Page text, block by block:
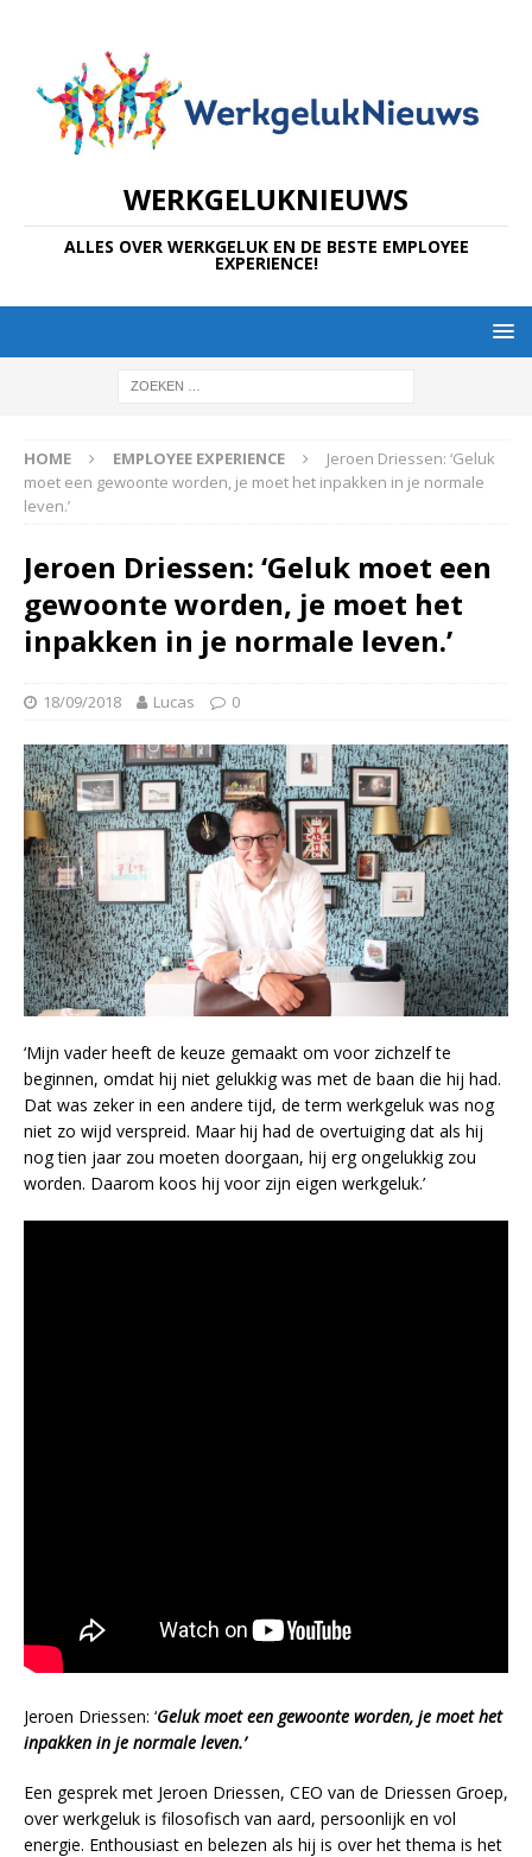
WERKGELUKNIEUWS
ALLES OVER WERKGELUK EN DE BESTE EMPLOYEE
EXPERIENCE!
HOME EMPLOYEE EXPERIENCE
Jeroen Driessen: ‘Geluk
moet een gewoonte worden, je moet het inpakken in je normale
leven.’
Jeroen Driessen: ‘Geluk moet een
gewoonte worden, je moet het
inpakken in je normale leven.’
18/09/2018 Lucas 0
‘Mijn vader heeft de keuze gemaakt om voor zichzelf te
beginnen, omdat hij niet gelukkig was met de baan die hij had.
Dat was zeker in een andere tijd, de term werkgeluk was nog
niet zo wijd verspreid. Maar hij had de overtuiging dat als hij
nog tien jaar zou moeten doorgaan, hij erg ongelukkig zou
worden. Daarom koos hij voor zijn eigen werkgeluk.’
Jeroen Driessen: ‘Geluk moet een gewoonte worden, je moet het
inpakken in je normale leven.’
Een gesprek met Jeroen Driessen, CEO van de Driessen Groep,
over werkgeluk is filosofisch van aard, persoonlijk en vol
energie. Enthousiast en belezen als hij is over het thema is het